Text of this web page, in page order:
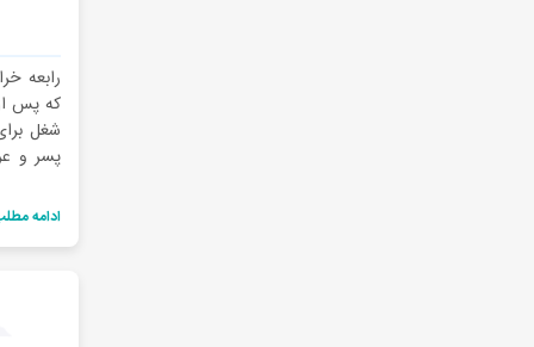
رابعه
که پس
شغل
پسر و
ادامه